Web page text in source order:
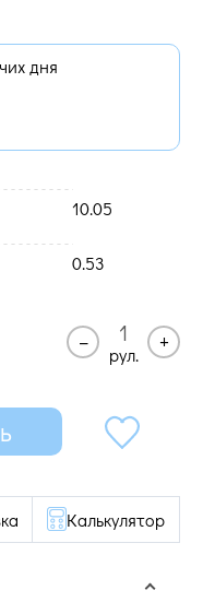
дня
10.05
0.53
–
рул.
+
Калькулятор